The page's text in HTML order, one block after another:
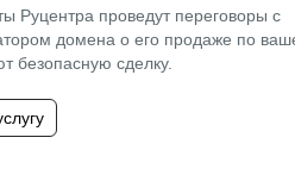
Руцентра проведут переговоры с
домена о его продаже по
безопасную сделку.